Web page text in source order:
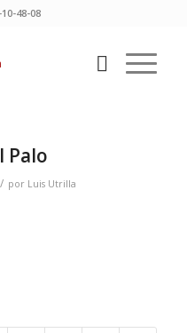
48-08
Palo
/ por Luis Utrilla